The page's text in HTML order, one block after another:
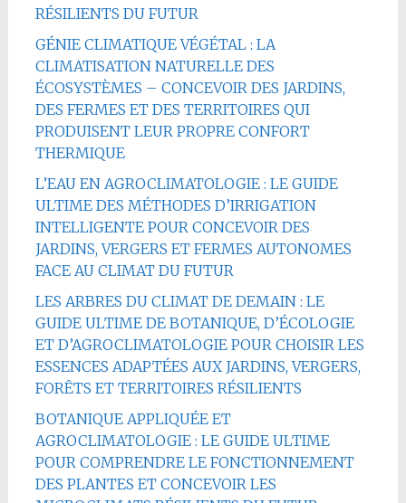
RÉSILIENTS DU FUTUR
GÉNIE CLIMATIQUE VÉGÉTAL : LA
CLIMATISATION NATURELLE DES
ÉCOSYSTÈMES – CONCEVOIR DES JARDINS,
DES FERMES ET DES TERRITOIRES QUI
PRODUISENT LEUR PROPRE CONFORT
THERMIQUE
L’EAU EN AGROCLIMATOLOGIE : LE GUIDE
ULTIME DES MÉTHODES D’IRRIGATION
INTELLIGENTE POUR CONCEVOIR DES
JARDINS, VERGERS ET FERMES AUTONOMES
FACE AU CLIMAT DU FUTUR
LES ARBRES DU CLIMAT DE DEMAIN : LE
GUIDE ULTIME DE BOTANIQUE, D’ÉCOLOGIE
ET D’AGROCLIMATOLOGIE POUR CHOISIR LES
ESSENCES ADAPTÉES AUX JARDINS, VERGERS,
FORÊTS ET TERRITOIRES RÉSILIENTS
BOTANIQUE APPLIQUÉE ET
AGROCLIMATOLOGIE : LE GUIDE ULTIME
POUR COMPRENDRE LE FONCTIONNEMENT
DES PLANTES ET CONCEVOIR LES